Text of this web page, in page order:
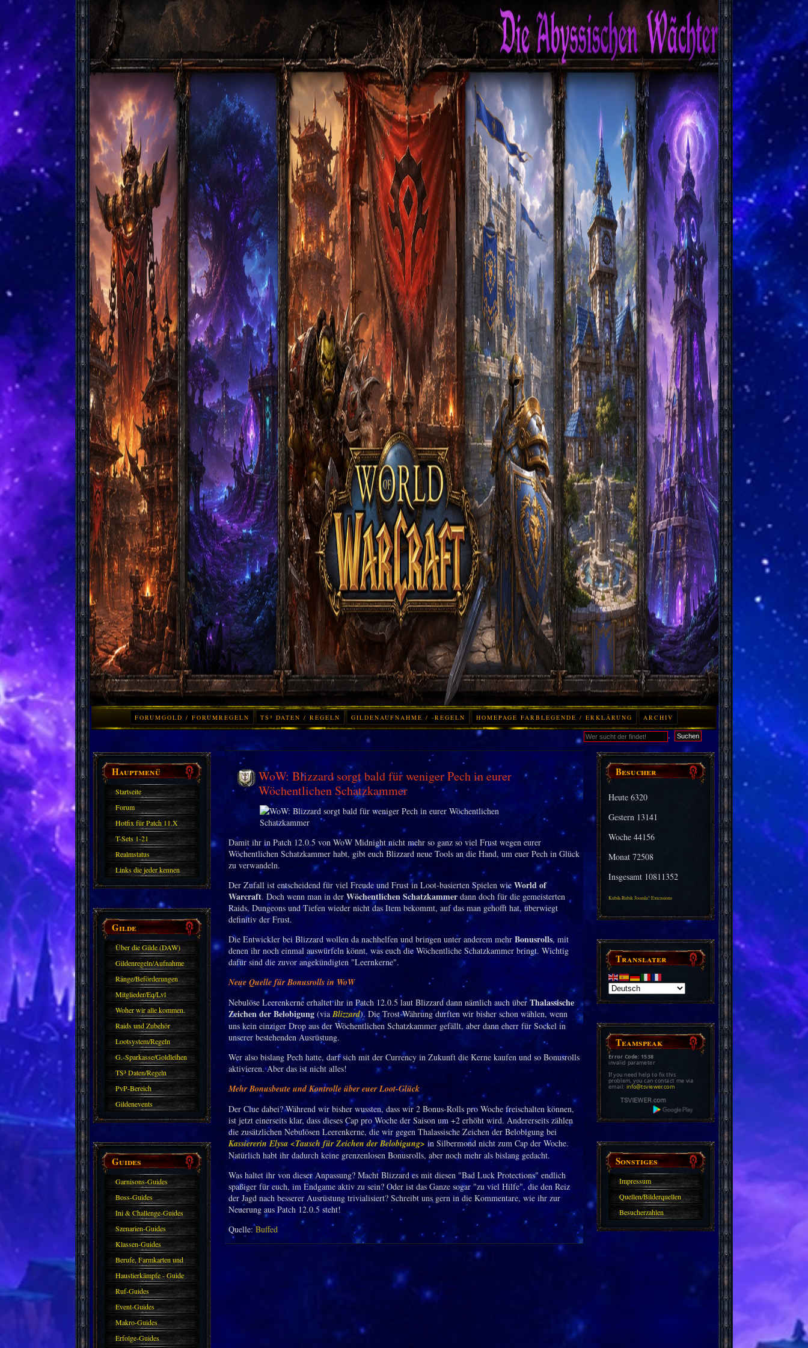
FORUMGOLD / FORUMREGELN TS³ DATEN / REGELN GILDENAUFNAHME / -REGELN HOMEPAGE FARBLEGENDE / ERKLÄRUNG ARCHIV
. Suchen
Hauptmenü
Startseite
Forum
Hotfix für Patch 11.X
T-Sets 1-21
Realmstatus
Links die jeder kennen
sollte?! Oder nicht?
Gilde
Über die Gilde (DAW)
Gildenregeln/Aufnahme
Ränge/Beförderungen
Mitglieder/Eq/Lvl
Woher wir alle kommen.
Raids und Zubehör
Lootsystem/Regeln
G.-Sparkasse/Goldleihen
TS³ Daten/Regeln
PvP-Bereich
Gildenevents
Guides
Garnisons-Guides
Boss-Guides
Ini & Challenge-Guides
Szenarien-Guides
Klassen-Guides
Berufe, Farmkarten und
Haustiere
Haustierkämpfe - Guide
Ruf-Guides
Event-Guides
Makro-Guides
Erfolge-Guides
Besucher
Heute6320
Gestern 13141
Woche44156
Monat72508
Insgesamt 10811352
Kubik-Rubik Joomla! Extensions
Translater
Teamspeak
Error Code: 1538
invalid parameter
If you need help to fix this
problem, you can contact me via
email: info@tsviewer.com
Sonstiges
Impressum
Quellen/Bilderquellen
Besucherzahlen
WoW: Blizzard sorgt bald für weniger Pech in eurer
Wöchentlichen Schatzkammer
Damit ihr in Patch 12.0.5 von WoW Midnight nicht mehr so ganz so viel Frust wegen eurer
Wöchentlichen Schatzkammer habt, gibt euch Blizzard neue Tools an die Hand, um euer Pech in Glück
zu verwandeln.
Der Zufall ist entscheidend für viel Freude und Frust in Loot-basierten Spielen wieWorld of
Warcraft. Doch wenn man in der Wöchentlichen Schatzkammer dann doch für die gemeisterten
Raids, Dungeons und Tiefen wieder nicht das Item bekommt, auf das man gehofft hat, überwiegt
definitiv der Frust.
Die Entwickler bei Blizzard wollen da nachhelfen und bringen unter anderem mehr Bonusrolls, mit
denen ihr noch einmal auswürfeln könnt, was euch die Wöchentliche Schatzkammer bringt. Wichtig
dafür sind die zuvor angekündigten "Leernkerne".
Neue Quelle für Bonusrolls in WoW
Nebulöse Leerenkerne erhaltet ihr in Patch 12.0.5 laut Blizzard dann nämlich auch überThalassische
Zeichen der Belobigung (viaBlizzard). Die Trost-Währung durften wir bisher schon wählen, wenn
uns kein einziger Drop aus der Wöchentlichen Schatzkammer gefällt, aber dann eherr für Sockel in
unserer bestehenden Ausrüstung.
Wer also bislang Pech hatte, darf sich mit der Currency in Zukunft die Kerne kaufen und so Bonusrolls
aktivieren. Aber das ist nicht alles!
Mehr Bonusbeute und Kontrolle über euer Loot-Glück
Der Clue dabei? Während wir bisher wussten, dass wir 2 Bonus-Rolls pro Woche freischalten können,
ist jetzt einerseits klar, dass dieses Cap pro Woche der Saison um +2 erhöht wird. Andererseits zählen
die zusätzlichen Nebulösen Leerenkerne, die wir gegen Thalassische Zeichen der Belobigung bei
Kassiererin Elysa <Tausch für Zeichen der Belobigung> in Silbermond nicht zum Cap der Woche.
Natürlich habt ihr dadurch keine grenzenlosen Bonusrolls, aber noch mehr als bislang gedacht.
Was haltet ihr von dieser Anpassung? Macht Blizzard es mit diesen "Bad Luck Protections" endlich
spaßiger für euch, im Endgame aktiv zu sein? Oder ist das Ganze sogar "zu viel Hilfe", die den Reiz
der Jagd nach besserer Ausrüstung trivialisiert? Schreibt uns gern in die Kommentare, wie ihr zur
Neuerung aus Patch 12.0.5 steht!
Quelle:Buffed